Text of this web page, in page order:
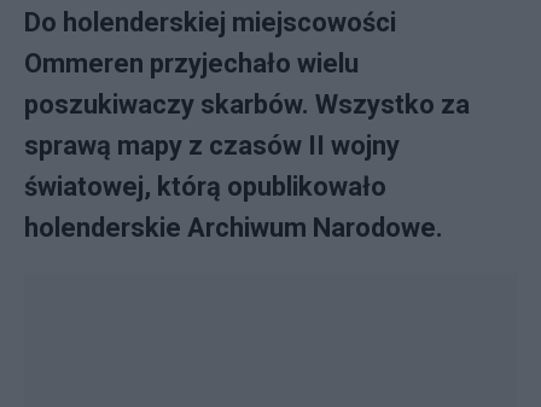
Do holenderskiej miejscowości
Ommeren przyjechało wielu
poszukiwaczy skarbów. Wszystko za
sprawą mapy z czasów II wojny
światowej, którą opublikowało
holenderskie Archiwum Narodowe.